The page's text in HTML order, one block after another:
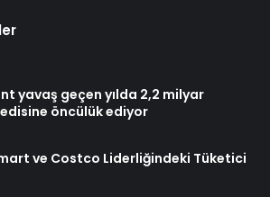
yavaş geçen yılda 2,2 milyar
öncülük ediyor
ve Costco Liderliğindeki Tüketici